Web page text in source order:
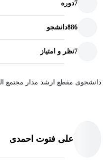
7دوره
886دانشجو
7نظر و امتیاز
دانشجوی مقطع ارشد مدار مجتمع
علی فتوت احمدی